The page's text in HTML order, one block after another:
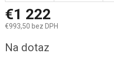
€1 222
€993,50 bez DPH
cena:
Na dotaz